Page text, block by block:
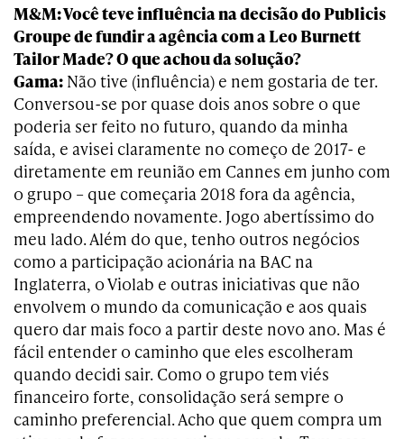
M&M: Você teve influência na decisão do Publicis
Groupe de fundir a agência com a Leo Burnett
Tailor Made? O que achou da solução?
Gama: Não tive (influência) e nem gostaria de ter.
Conversou-se por quase dois anos sobre o que
poderia ser feito no futuro, quando da minha
saída, e avisei claramente no começo de 2017- e
diretamente em reunião em Cannes em junho com
o grupo – que começaria 2018 fora da agência,
empreendendo novamente. Jogo abertíssimo do
meu lado. Além do que, tenho outros negócios
como a participação acionária na BAC na
Inglaterra, o Violab e outras iniciativas que não
envolvem o mundo da comunicação e aos quais
quero dar mais foco a partir deste novo ano. Mas é
fácil entender o caminho que eles escolheram
quando decidi sair. Como o grupo tem viés
financeiro forte, consolidação será sempre o
caminho preferencial. Acho que quem compra um